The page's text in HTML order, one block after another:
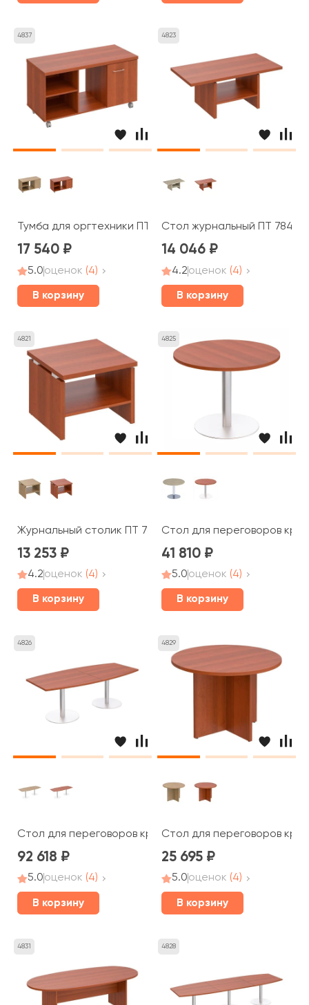
4837
Тумба для оргтехники ПТ 262 Patriot
17 540
5.0оценок (4)
В корзину
4823
Стол журнальный ПТ 784
14 046
4.2оценок (4)
В корзину
4821
Журнальный столик ПТ 785 Patriot
13 253
4.2оценок (4)
В корзину
4825
Стол для переговоров
41 810
5.0оценок (4)
В корзину
4826
Стол для переговоров круглый на опорах колоннах
92 618
5.0оценок (4)
В корзину
4829
Стол для переговоров
25 695
5.0оценок (4)
В корзину
4831 4828